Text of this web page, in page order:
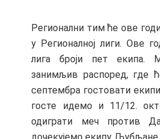
Регионални тим ће ове
у Регионалној лиги. Ове
лига броји пет екипа.
занимљив распоред, где
септембра гостовати
госте идемо и 11/12.
одиграти меч против